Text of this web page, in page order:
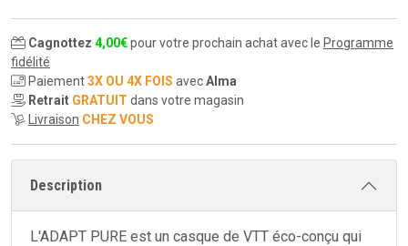
Cagnottez 4,00€pour votre prochain achat avec le Programme
fidélité
Paiement3X OU 4X FOIS avecAlma
Retrait GRATUIT dans votre magasin
Livraison CHEZ VOUS
Description
L'ADAPT PURE est un casque de VTT éco-conçu qui